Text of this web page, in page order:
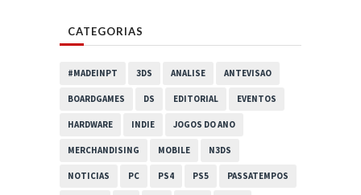
CATEGORIAS
#MADEINPT 3DS ANALISE ANTEVISAO
BOARDGAMES DS EDITORIAL EVENTOS
HARDWARE INDIE JOGOS DO ANO
MERCHANDISING MOBILE N3DS
NOTICIAS PC PS4 PS5 PASSATEMPOS